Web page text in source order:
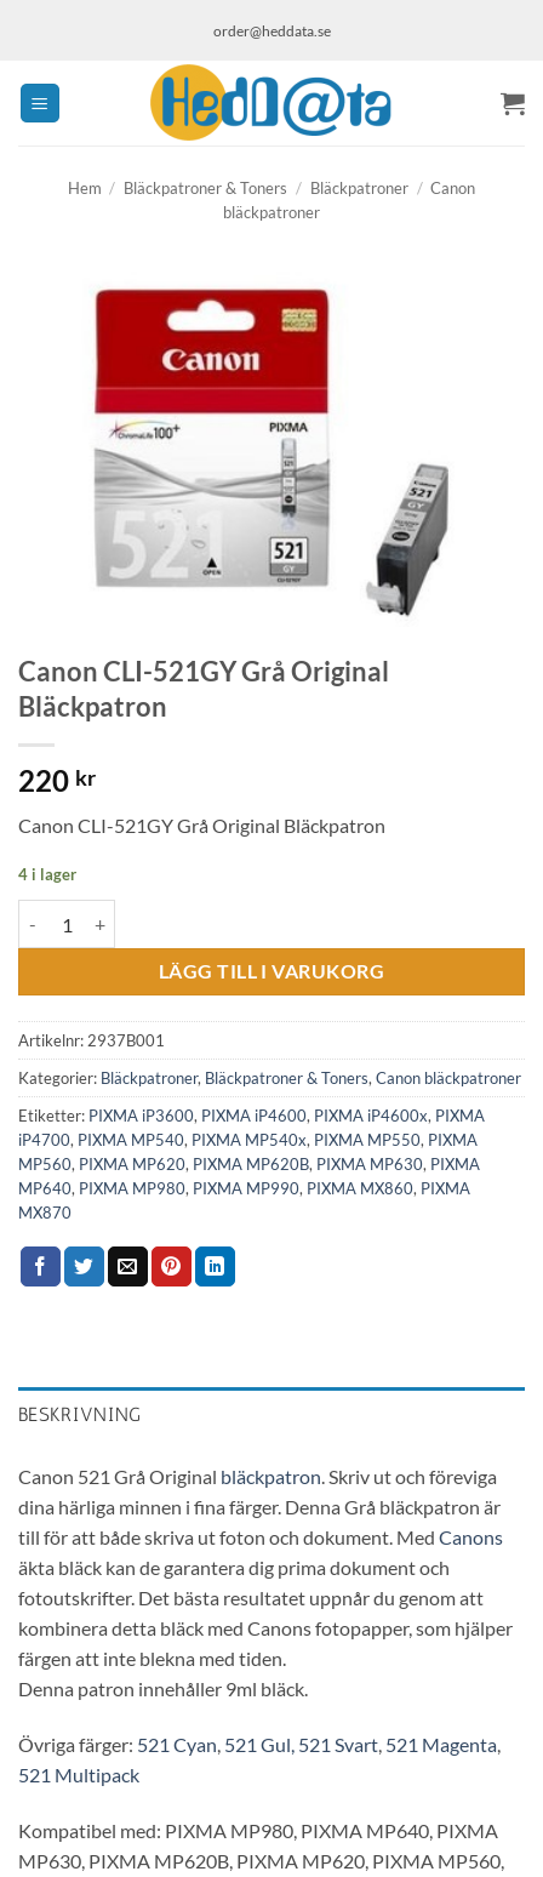
order@heddata.se
Hem / Bläckpatroner & Toners / Bläckpatroner / Canon
bläckpatroner
Canon CLI-521GY Grå Original
Bläckpatron
220 kr
Canon CLI-521GY Grå Original Bläckpatron
4 i lager
LÄGG TILL I VARUKORG
Artikelnr: 2937B001
Kategorier: Bläckpatroner, Bläckpatroner & Toners, Canon bläckpatroner
Etiketter: PIXMA iP3600, PIXMA iP4600, PIXMA iP4600x, PIXMA
iP4700, PIXMA MP540, PIXMA MP540x, PIXMA MP550, PIXMA
MP560, PIXMA MP620, PIXMA MP620B, PIXMA MP630, PIXMA
MP640, PIXMA MP980, PIXMA MP990, PIXMA MX860, PIXMA
MX870
BESKRIVNING
Canon 521 Grå Original bläckpatron. Skriv ut och föreviga
dina härliga minnen i fina färger. Denna Grå bläckpatron är
till för att både skriva ut foton och dokument. Med Canons
äkta bläck kan de garantera dig prima dokument och
fotoutskrifter. Det bästa resultatet uppnår du genom att
kombinera detta bläck med Canons fotopapper, som hjälper
färgen att inte blekna med tiden.
Denna patron innehåller 9ml bläck.
Övriga färger: 521 Cyan 521 Gul, 521 Svart 521 Magenta
521 Multipack
Kompatibel med: PIXMA MP980, PIXMA MP640, PIXMA
MP630, PIXMA MP620B, PIXMA MP620, PIXMA MP560,